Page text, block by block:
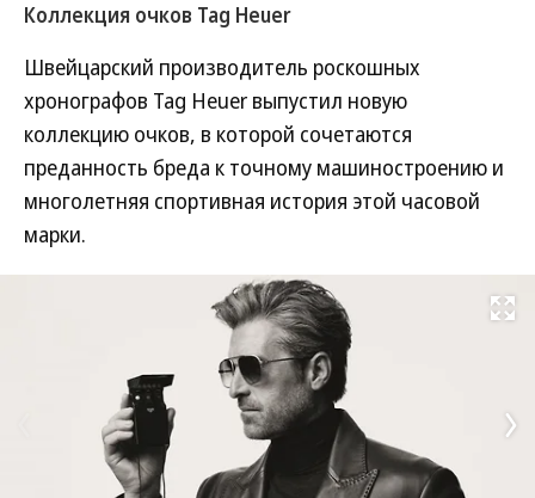
Коллекция очков Tag Heuer
Швейцарский производитель роскошных
хронографов Tag Heuer выпустил новую
коллекцию очков, в которой сочетаются
преданность бреда к точному машиностроению и
многолетняя спортивная история этой часовой
марки.
Развернуть